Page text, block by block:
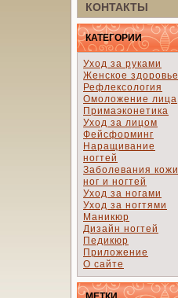
КОНТАКТЫ
КАТЕГОРИИ
Уход за руками
Женское здоровье
Рефлексология
Омоложение лица
Примаэконетика
Уход за лицом
Фейсформинг
Наращивание
ногтей
Заболевания кожи
ног и ногтей
Уход за ногами
Уход за ногтями
Маникюр
Дизайн ногтей
Педикюр
Приложение
О сайте